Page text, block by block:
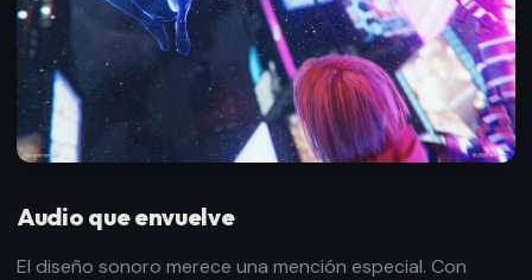
Audio que envuelve
El diseño sonoro merece una mención especial. Con